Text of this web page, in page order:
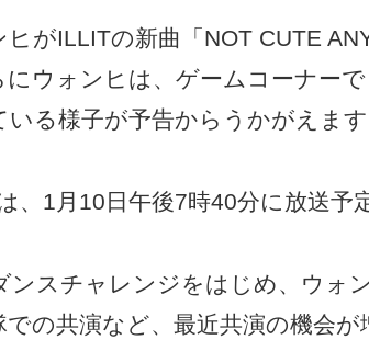
がILLITの新曲「NOT CUTE
ウォンヒは、ゲームコーナー
る様子が予告からうかがえます
、1月10日午後7時40分に放送予
スチャレンジをはじめ、ウォ
の共演など、最近共演の機会